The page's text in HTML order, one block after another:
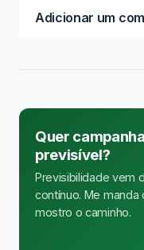
Adicionar um
Quer
previsível?
Previsibilidade vem
contínuo. Me
mostro o caminho.